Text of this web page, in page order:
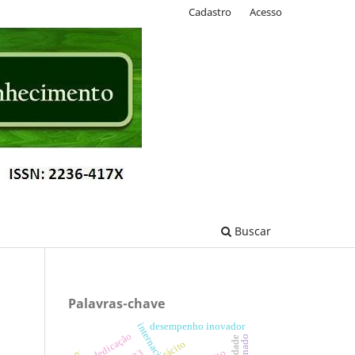
Buscar
Cadastro Acesso
Palavras-chave
desempenho inovador
tácito
dedicação